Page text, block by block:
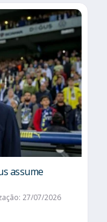
assume
27/07/2026